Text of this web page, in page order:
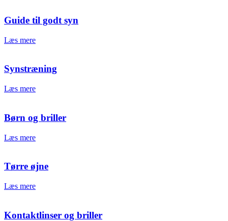
Guide til godt syn
Læs mere
Synstræning
Læs mere
Børn og briller
Læs mere
Tørre øjne
Læs mere
Kontaktlinser og briller